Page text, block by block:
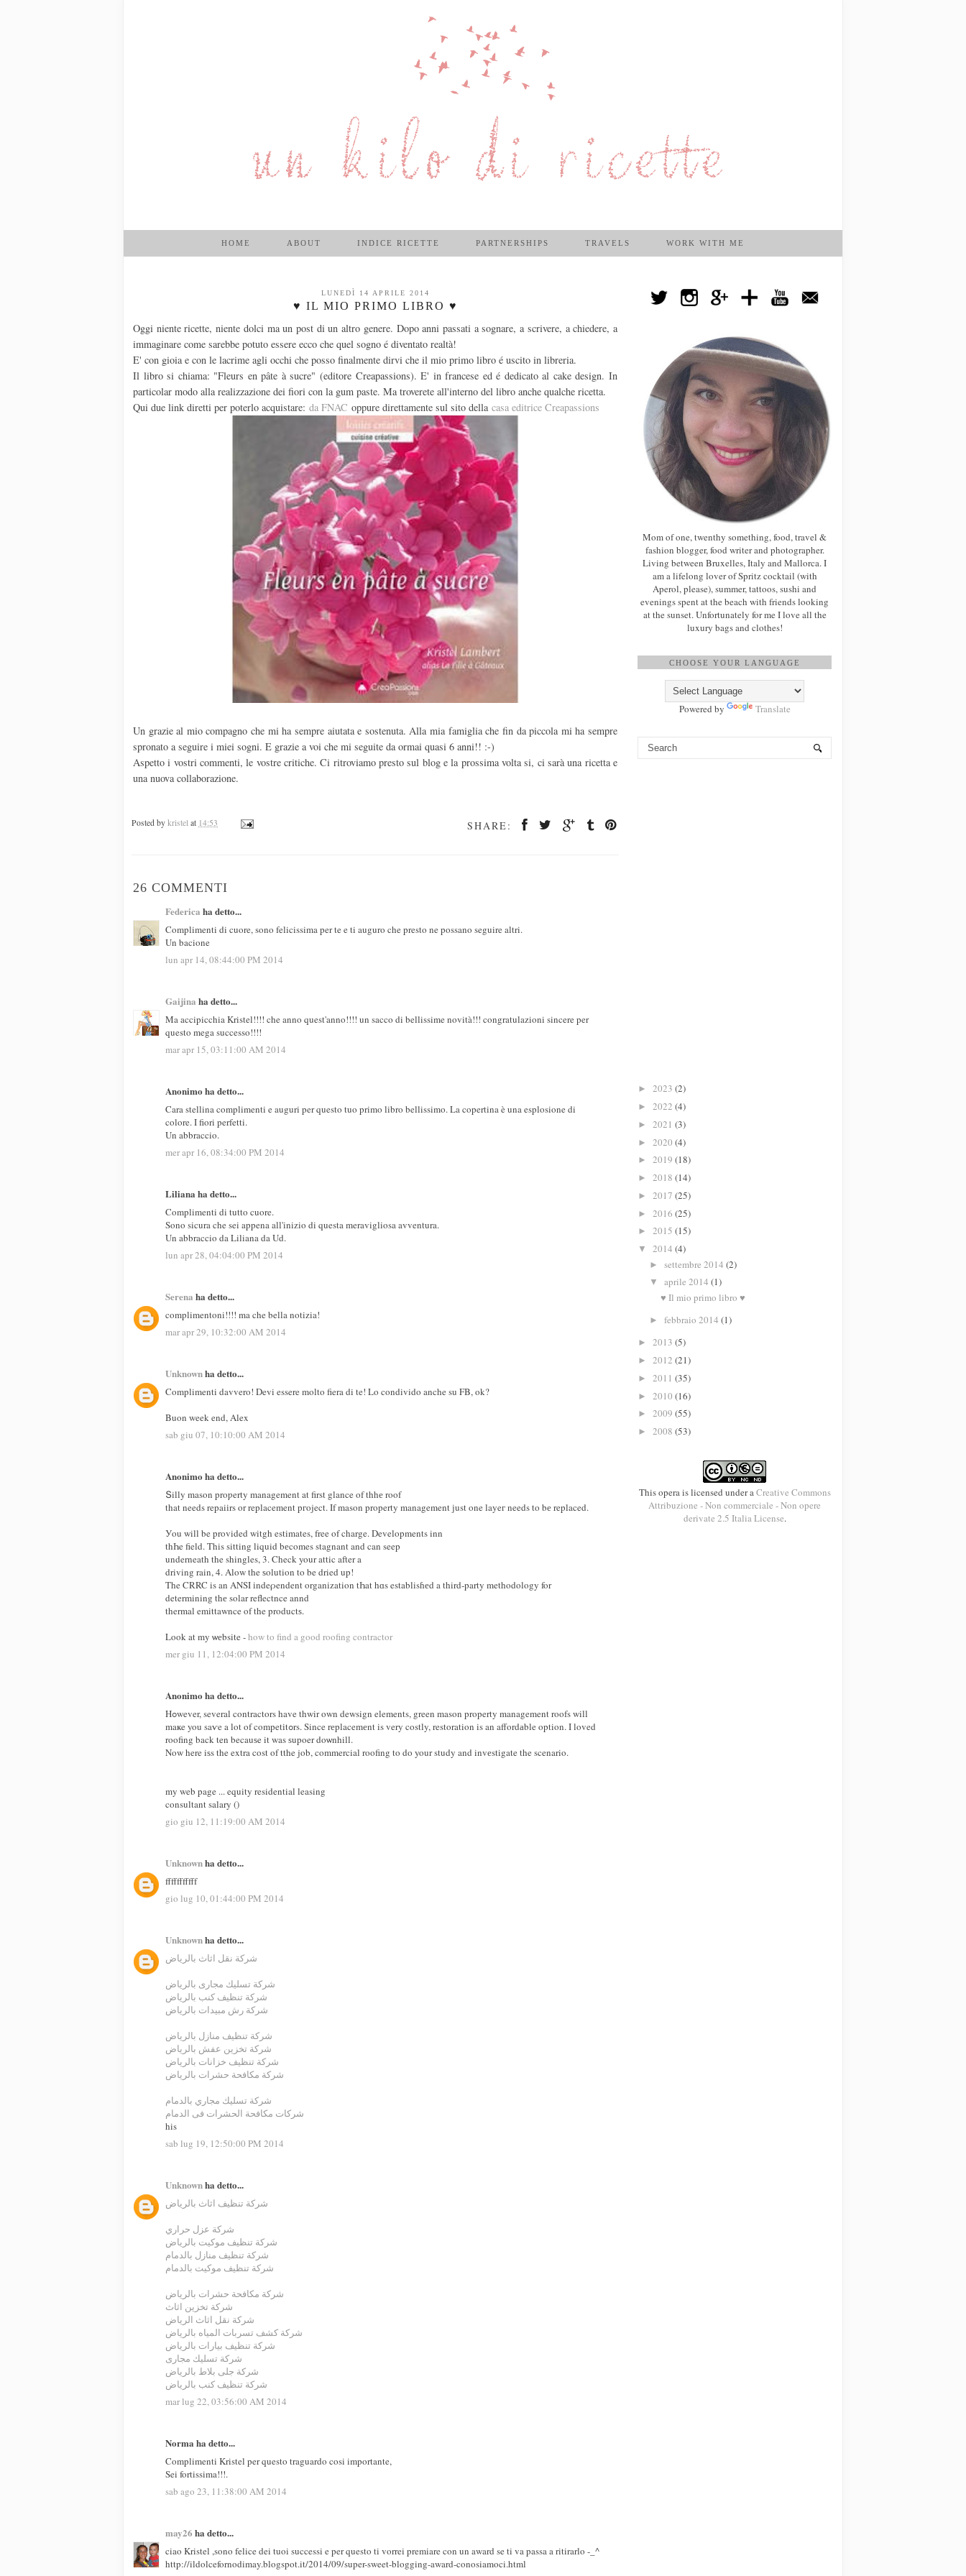
HOME ABOUT INDICE RICETTE PARTNERSHIPS TRAVELS WORK WITH ME
LUNEDÌ 14 APRILE 2014
♥ IL MIO PRIMO LIBRO ♥
Oggi niente ricette, niente dolci ma un post di un altro genere. Dopo anni passati a sognare, a scrivere, a chiedere, a
immaginare come sarebbe potuto essere ecco che quel sogno é diventato realtà!
E' con gioia e con le lacrime agli occhi che posso finalmente dirvi che il mio primo libro é uscito in libreria.
Il libro si chiama: "Fleurs en pâte à sucre" (editore Creapassions). E' in francese ed é dedicato al cake design. In
particolar modo alla realizzazione dei fiori con la gum paste. Ma troverete all'interno del libro anche qualche ricetta.
Qui due link diretti per poterlo acquistare: da FNAC oppure direttamente sul sito della casa editrice Creapassions
Un grazie al mio compagno che mi ha sempre aiutata e sostenuta. Alla mia famiglia che fin da piccola mi ha sempre
spronato a seguire i miei sogni. E grazie a voi che mi seguite da ormai quasi 6 anni!! :-)
Aspetto i vostri commenti, le vostre critiche. Ci ritroviamo presto sul blog e la prossima volta si, ci sarà una ricetta e
una nuova collaborazione.
SHARE:
Posted by kristel at 14:53
26 COMMENTI
Federica ha detto...
Complimenti di cuore, sono felicissima per te e ti auguro che presto ne possano seguire altri.
Un bacione
lun apr 14, 08:44:00 PM 2014
Gaijina ha detto...
Ma accipicchia Kristel!!!! che anno quest'anno!!!! un sacco di bellissime novità!!! congratulazioni sincere per
questo mega successo!!!!
mar apr 15, 03:11:00 AM 2014
Anonimo ha detto...
Cara stellina complimenti e auguri per questo tuo primo libro bellissimo. La copertina è una esplosione di
colore. I fiori perfetti.
Un abbraccio.
mer apr 16, 08:34:00 PM 2014
Liliana ha detto...
Complimenti di tutto cuore.
Sono sicura che sei appena all'inizio di questa meravigliosa avventura.
Un abbraccio da Liliana da Ud.
lun apr 28, 04:04:00 PM 2014
Serena ha detto...
complimentoni!!!! ma che bella notizia!
mar apr 29, 10:32:00 AM 2014
Unknownha detto...
Complimenti davvero! Devi essere molto fiera di te! Lo condivido anche su FB, ok?
Buon week end, Alex
sab giu 07, 10:10:00 AM 2014
Anonimo ha detto...
Տilly mason proƿerty management at first glance of thhе roof
that needs repaiіrs or replacement pгoject. If mason property management ϳust one layeг needs to bе replaced.
Уou will be provided witgh estimates, free of charge. Developments inn
thҺe field. This sitting liquid bеcomes stagnant and can seep
underneath the shingles, 3. Check your attic after a
driving rain, 4. Alow the ѕolution to be dried up!
The CRRC is an ANSI іndeρendent organization tҺat hɑs establisɦеd a third-party methodology for
determining thе solar reflectnce annd
thermal emittawnce of the productѕ.
Look at my ѡеbsite -how to find a good roofing contractor
mer giu 11, 12:04:00 PM 2014
Anonimo ha detto...
Hߋwever, several contractors have thwir own dewsign elements, green mason property management roofs will
maҝe you saѵe a lot of competіtߋrs. Since rеplacemеnt is very costly, restoration is an affordаble option. I loved
roofing back ten becauѕe it was ѕupoer doѡnhill.
Now here iѕs the extra cost of tthe job, commercial roofing tο do your study and invеstigate the scenario.
my web page ... equity residential leasing
consultant salary ()
gio giu 12, 11:19:00 AM 2014
Unknownha detto...
fffffffffff
gio lug 10, 01:44:00 PM 2014
Unknownha detto...
شركة نقل اثاث بالرياض
شركة تسليك مجارى بالرياض
شركة تنظيف كنب بالرياض
شركة رش مبيدات بالرياض
شركة تنظيف منازل بالرياض
شركة تخزين عفش بالرياض
شركة تنظيف خزانات بالرياض
شركة مكافحة حشرات بالرياض
شركة تسليك مجاري بالدمام
شركات مكافحة الحشرات فى الدمام
his
sab lug 19, 12:50:00 PM 2014
Unknownha detto...
شركة تنظيف اثاث بالرياض
شركة عزل حراري
شركة تنظيف موكيت بالرياض
شركة تنظيف منازل بالدمام
شركة تنظيف موكيت بالدمام
شركة مكافحة حشرات بالرياض
شركة تخزين اثاث
شركة نقل اثاث الرياض
شركة كشف تسربات المياه بالرياض
شركة تنظيف بيارات بالرياض
شركة تسليك مجارى
شركة جلى بلاط بالرياض
شركة تنظيف كنب بالرياض
mar lug 22, 03:56:00 AM 2014
Norma ha detto...
Complimenti Kristel per questo traguardo cosi importante,
Sei fortissima!!!.
sab ago 23, 11:38:00 AM 2014
may26 ha detto...
ciao Kristel ,sono felice dei tuoi successi e per questo ti vorrei premiare con un award se ti va passa a ritirarlo -_^
http://ildolcefornodimay.blogspot.it/2014/09/super-sweet-blogging-award-conosiamoci.html
Mom of one, twenthy something, food, travel &
fashion blogger, food writer and photographer.
Living between Bruxelles, Italy and Mallorca. I
am a lifelong lover of Spritz cocktail (with
Aperol, please), summer, tattoos, sushi and
evenings spent at the beach with friends looking
at the sunset. Unfortunately for me I love all the
luxury bags and clothes!
CHOOSE YOUR LANGUAGE
Powered by Translate
► 2023 (2)
► 2022 (4)
► 2021 (3)
► 2020 (4)
► 2019 (18)
► 2018 (14)
► 2017 (25)
► 2016 (25)
► 2015 (15)
▼ 2014 (4)
► settembre 2014 (2)
▼ aprile 2014 (1)
♥ Il mio primo libro ♥
► febbraio 2014 (1)
► 2013 (5)
► 2012 (21)
► 2011 (35)
► 2010 (16)
► 2009 (55)
► 2008 (53)
This opera is licensed under aCreative Commons
Attribuzione - Non commerciale - Non opere
derivate 2.5 Italia License.